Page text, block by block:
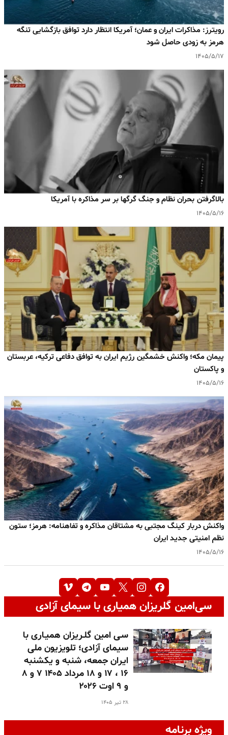
رویترز: مذاکرات ایران و عمان؛ آمریکا انتظار دارد توافق بازگشایی تنگه
هرمز به‌ زودی حاصل شود
۱۴۰۵/۵/۱۷
بالا‌گرفتن بحران نظام و جنگ گرگها بر سر مذاکره با آمریکا
۱۴۰۵/۵/۱۶
پیمان مکه؛ واکنش خشمگین رژیم ایران به توافق دفاعی ترکیه، عربستان
و پاکستان
۱۴۰۵/۵/۱۶
واکنش دربار کینگ مجتبی به مشتاقان مذاکره و تفاهنامه: هرمز؛ ستون
نظم امنیتی جدید ایران
۱۴۰۵/۵/۱۶
سی‌امین گلریزان همیاری با سیمای آزادی
سـی امین گلـریزان همیـاری با
سیمای آزادی؛ تلویزیون ملی
ایران جمعه، شنبه و یکشنبه
۱۶ ، ۱۷ و ۱۸ مرداد ۱۴۰۵ ۷ و ۸
و ۹ اوت ۲۰۲۶
۲۸ تیر ۱۴۰۵
ویژه برنامه